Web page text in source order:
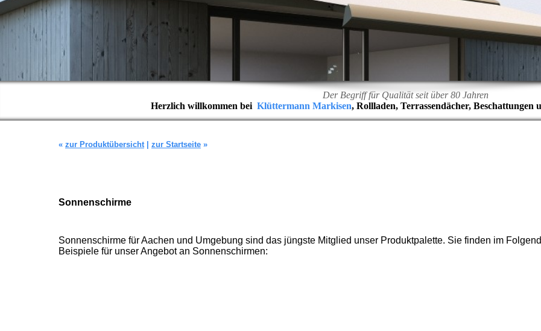
Der Begriff für Qualität seit über 80 Jahren
Herzlich willkommen bei Klüttermann Markisen, Rollladen, Terrassendächer, Beschattungen
« zur Produktübersicht| zur Startseite »
Sonnenschirme
Sonnenschirme für Aachen und Umgebung sind das jüngste Mitglied unser Produktpalette. Sie finden im
Beispiele für unser Angebot an Sonnenschirmen: